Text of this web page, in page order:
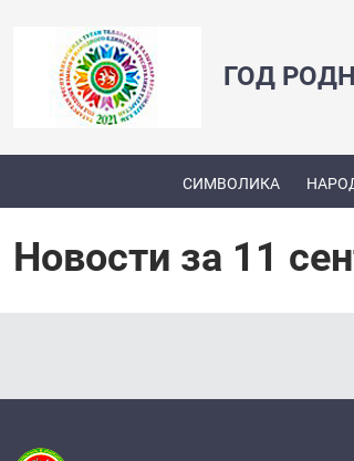
ГОД
СИМВОЛИКА
Новости за 11